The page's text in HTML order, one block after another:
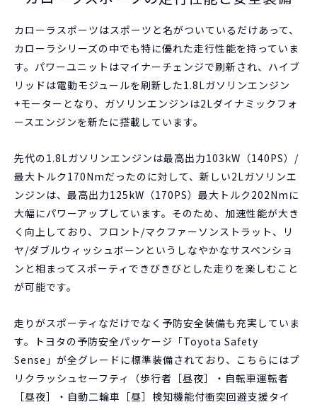
カローラスポーツはスポーツと名がついているだけあって、
カローラシリーズの中でも特に優れた走行性能を持っていま
す。パワーユニットはマイナーチェンジで刷新され、ハイブ
リッドは電動モジュールを刷新した1.8Lガソリンエンジン
+モーターとなり、ガソリンエンジンは2Lダイナミックフォ
ースエンジンを新たに搭載しています。
先代の1.8Lガソリンエンジンは最高出力103kW（140PS）/
最大トルク170Nmだったのに対して、新しい2Lガソリンエ
ンジンは、最高出力125kW（170PS）最大トルク202Nmに
大幅にパワーアップしています。そのため、加速性能が大き
く向上しており、フロント/マクファーソンストラット、リ
ヤ/ダブルウィッシュボーンというしなやかなサスペンショ
ンと相まってスポーティできびきびとした走りを楽しむこと
が可能です。
走りがスポーティなだけでなく予防安全装備も充実していま
す。トヨタの予防安全パッケージ「Toyota Safety
Sense」が全グレードに標準装備されており、こちらにはプ
リクラッシュセーフティ（歩行者［昼夜］・自転車運転者
［昼夜］・自動二輪車［昼］検知機能付衝突回避支援タイ